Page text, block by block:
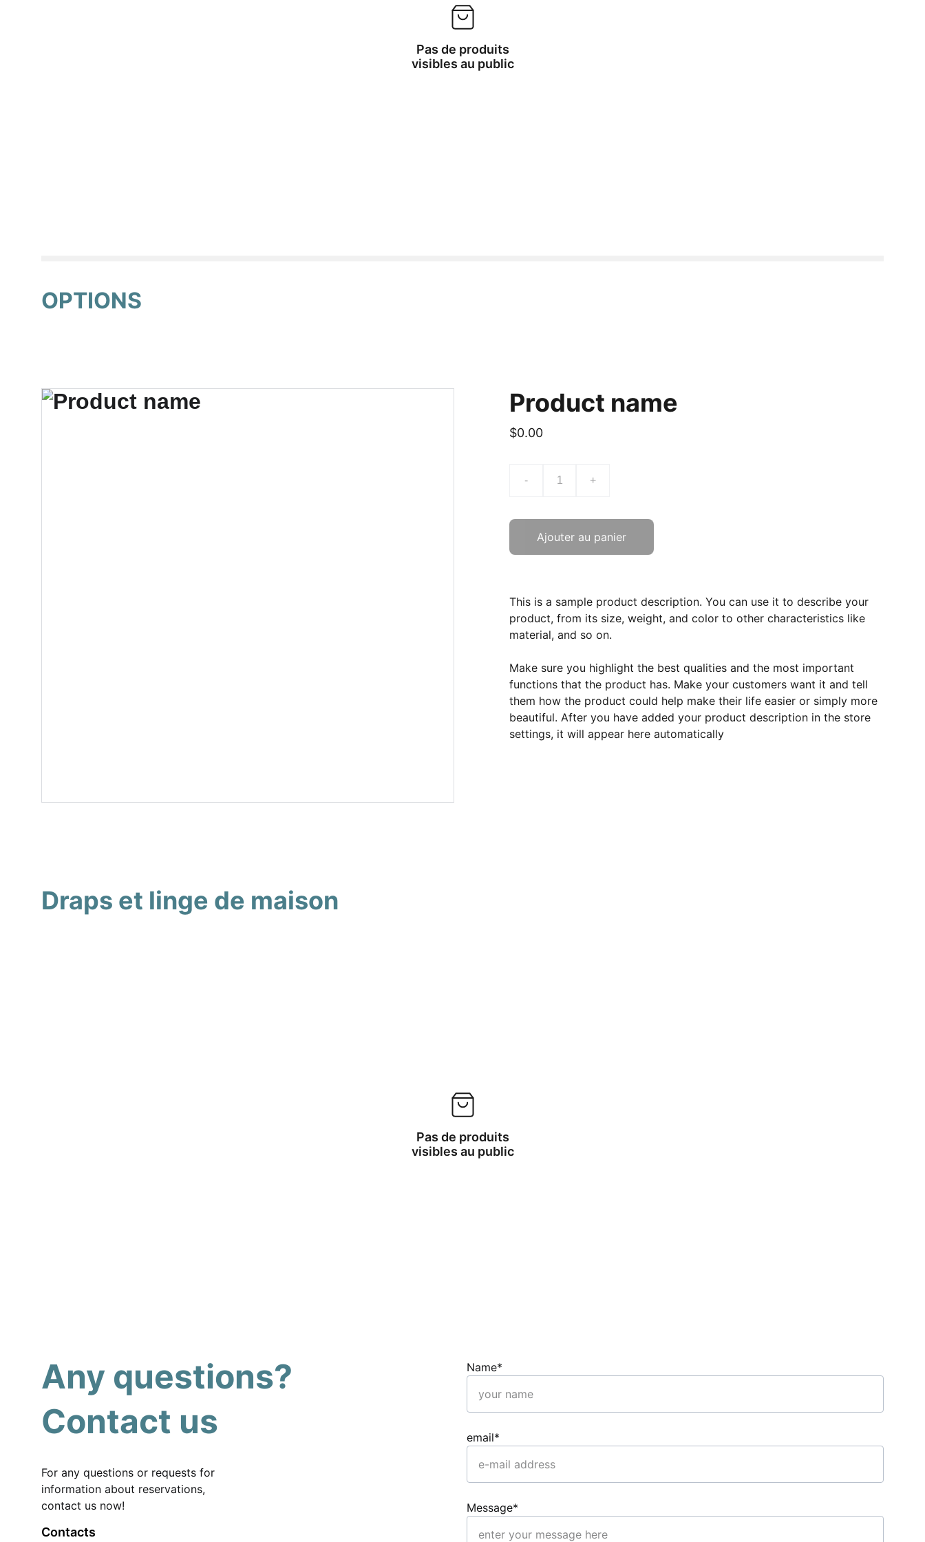
Pas de produits
visibles au public
OPTIONS
Product name
$0.00
- +
Ajouter au panier
This is a sample product description. You can use it to describe your
product, from its size, weight, and color to other characteristics like
material, and so on.
Make sure you highlight the best qualities and the most important
functions that the product has. Make your customers want it and tell
them how the product could help make their life easier or simply more
beautiful. After you have added your product description in the store
settings, it will appear here automatically
Draps et linge de maison
Pas de produits
visibles au public
Contacts
Name*
email*
Message*
Any questions?
Contact us
For any questions or requests for
information about reservations,
contact us now!